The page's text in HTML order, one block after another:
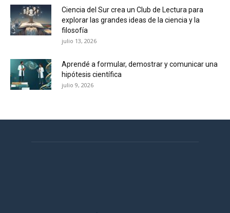
Ciencia del Sur crea un Club de Lectura para
explorar las grandes ideas de la ciencia y la
filosofía
julio 13, 2026
Aprendé a formular, demostrar y comunicar una
hipótesis científica
julio 9, 2026